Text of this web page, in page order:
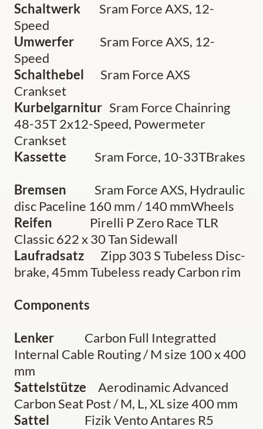
Schaltwerk Sram Force AXS, 12-
Speed
Umwerfer Sram Force AXS, 12-
Speed
Schalthebel
Sram Force AXS
Crankset
Kurbelgarnitur Sram Force Chainring
48-35T 2x12-Speed, Powermeter
Crankset
Kassette
Sram Force, 10-33TBrakes
Bremsen
Sram Force AXS, Hydraulic
disc Paceline 160 mm / 140 mmWheels
Reifen Pirelli P Zero Race TLR
Classic 622 x 30 Tan Sidewall
Laufradsatz
Zipp 303 S Tubeless Disc-
brake, 45mm Tubeless ready Carbon rim
Components
Lenker
Carbon Full Integratted
Internal Cable Routing / M size 100 x 400
mm
Sattelstütze
Aerodinamic Advanced
Carbon Seat Post / M, L, XL size 400 mm
Sattel
Fizik Vento Antares R5